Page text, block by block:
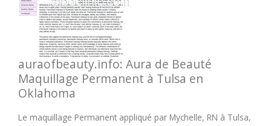
auraofbeauty.info: Aura de Beauté
Maquillage Permanent à Tulsa en
Oklahoma
Le maquillage Permanent appliqué par Mychelle, RN à Tulsa,